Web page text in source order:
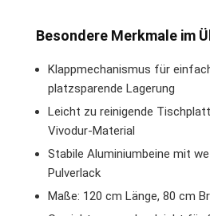
Besondere Merkmale im
Klappmechanismus für
platzsparende Lagerung
Leicht zu reinigende
Vivodur-Material
Stabile Aluminiumbeine mit
Pulverlack
Maße: 120 cm Länge, 80 cm